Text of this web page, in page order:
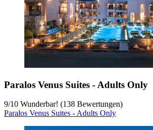
Paralos Venus Suites - Adults Only
9/10 Wunderbar! (138 Bewertungen)
Paralos Venus Suites - Adults Only